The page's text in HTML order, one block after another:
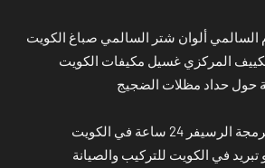
السالمي ألوان شتر السالمي صباغ الكويت
المركزي غسيل مكيفات الكويت
حول حداد مظلات الضجيج
24 ساعة في الكويت
تبريد في الكويت للتركيب والصيانة